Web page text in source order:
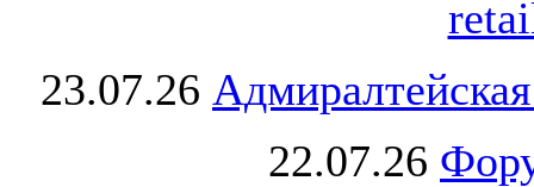
23.07.26
22.07.26